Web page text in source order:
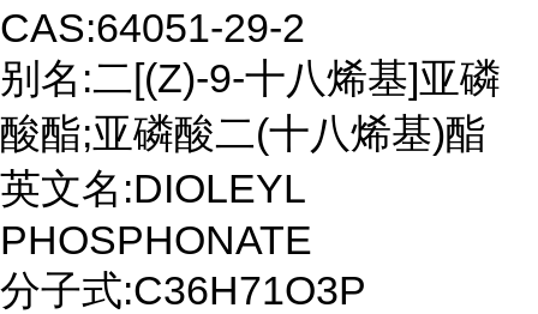
CAS:64051-29-2
别名:二[(Z)-9-十八烯基]亚磷
酸酯;亚磷酸二(十八烯基)酯
英文名:DIOLEYL
PHOSPHONATE
分子式:C36H71O3P